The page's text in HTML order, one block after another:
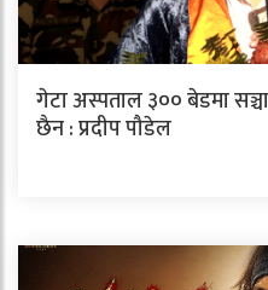
गेटा अस्पताल ३०० बेडमा
छैन : प्रदीप पौडेल